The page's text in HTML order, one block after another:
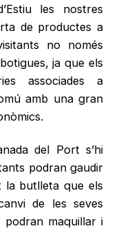
les nostres
de productes a
no només
ja que els
associades a
amb una gran
del Port s’hi
podran gaudir
la butlleta que els
de les seves
podran maquillar i